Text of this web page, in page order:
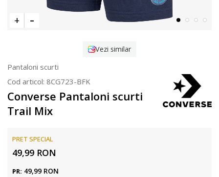
Vezi similar
Pantaloni scurti
Cod articol: 8CG723-BFK
Converse Pantaloni scurti
Trail Mix
PRET SPECIAL
49,99 RON
PR: 49,99 RON